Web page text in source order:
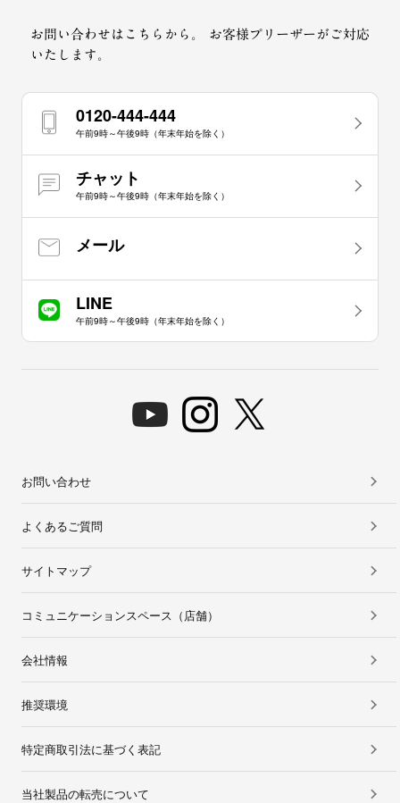
お問い合わせはこちらから。
お客様プリーザーがご対応
いたします。
0120-444-444
午前9時～午後9時（年末年始を除く）
チャット
午前9時～午後9時（年末年始を除く）
メール
LINE
午前9時～午後9時（年末年始を除く）
お問い合わせ
よくあるご質問
サイトマップ
コミュニケーションスペース（店舗）
会社情報
推奨環境
特定商取引法に基づく表記
当社製品の転売について